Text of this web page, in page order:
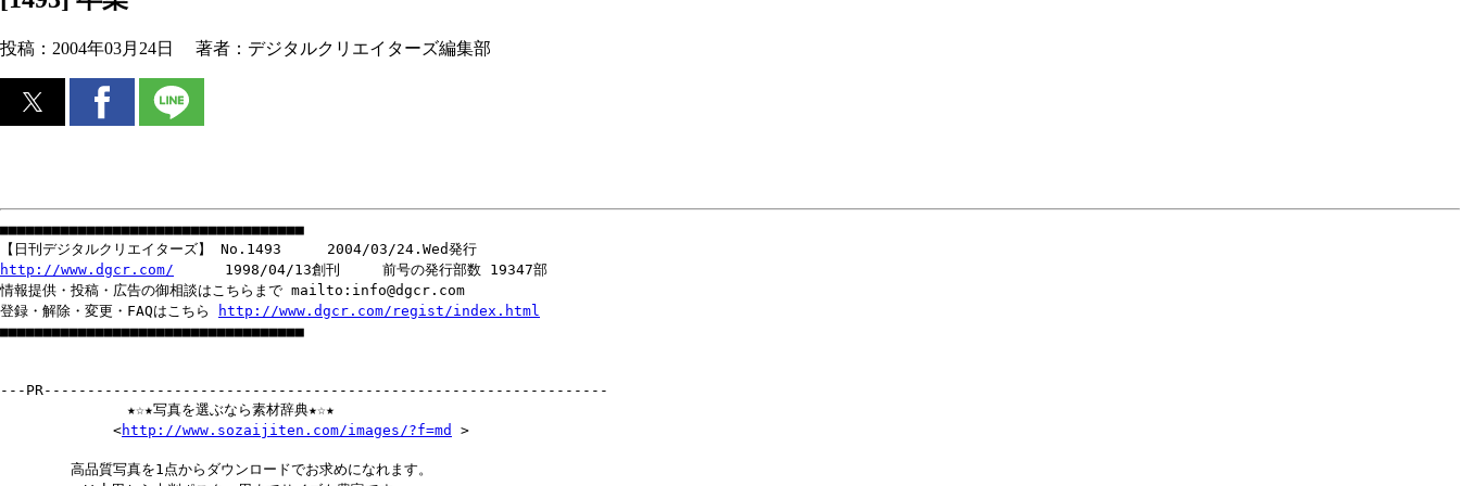
投稿： 2004年03月24日 著者： デジタルクリエイターズ編集部
■■■■■■■■■■■■■■■■■■■■■■■■■■■■■■■■■■■
【日刊デジタルクリエイターズ】 No.1493 2004/03/24.Wed発行
http://www.dgcr.com/ 1998/04/13創刊 前号の発行部数 19347部
情報提供・投稿・広告の御相談はこちらまで mailto:info@dgcr.com
登録・解除・変更・FAQはこちら
http://www.dgcr.com/regist/index.html
■■■■■■■■■■■■■■■■■■■■■■■■■■■■■■■■■■■
---PR-----------------------------------------------------------------
★☆★写真を選ぶなら素材辞典★☆★
<http://www.sozaijiten.com/images/?f=md >
高品質写真を1点からダウンロードでお求めになれます。